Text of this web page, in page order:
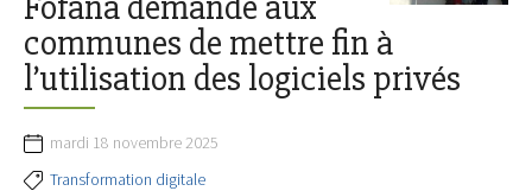
communes de mettre fin à
l’utilisation des logiciels privés
mardi 18 novembre 2025
Transformation digitale